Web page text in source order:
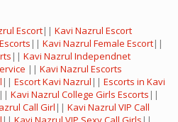
Escort|| Kavi Nazrul Escort
|| Kavi Nazrul Female Escort||
|| Kavi Nazrul Independnet
|| Kavi Nazrul Escorts
|| Escort Kavi Nazrul || Escorts in Kavi
|| Kavi Nazrul College Girls Escorts ||
Call Girl || Kavi Nazrul VIP Call